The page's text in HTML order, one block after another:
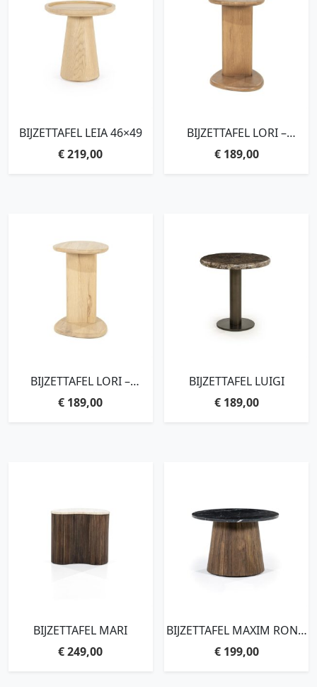
BIJZETTAFEL LEIA 46×49
€219,00
BIJZETTAFEL LORI –
LICHTBRUIN
€189,00
BIJZETTAFEL LORI –
NATUREL
€ 189,00
BIJZETTAFEL LUIGI
€189,00
BIJZETTAFEL MARI
€249,00
BIJZETTAFEL MAXIM ROND
– 60×40
€199,00